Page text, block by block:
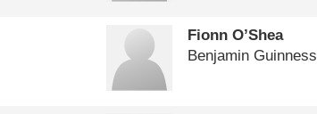
Fionn O’Shea
Benjamin Guinness